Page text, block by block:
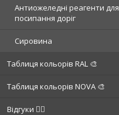
Антиожеледні реагенти для
посипання доріг
Сировина
Таблиця кольорів RAL 🎨
Таблиця кольорів NOVA 🎨
Відгуки ✍🏼